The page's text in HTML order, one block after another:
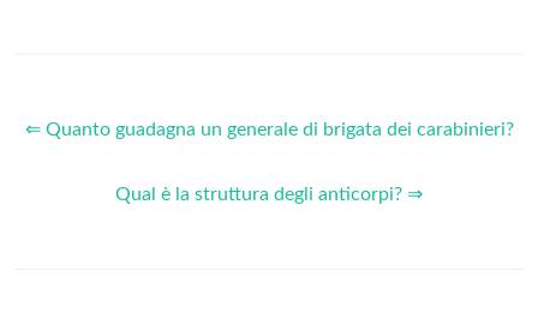
⇐ Quanto guadagna un generale di brigata dei carabinieri?
Qual è la struttura degli anticorpi? ⇒